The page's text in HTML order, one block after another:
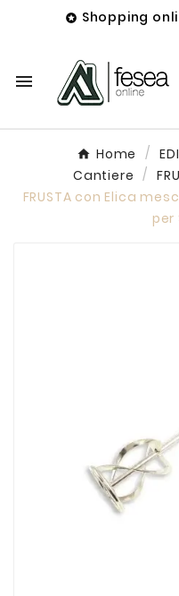
 Shopping

Home
Cantiere
FRUSTA con Elica
per